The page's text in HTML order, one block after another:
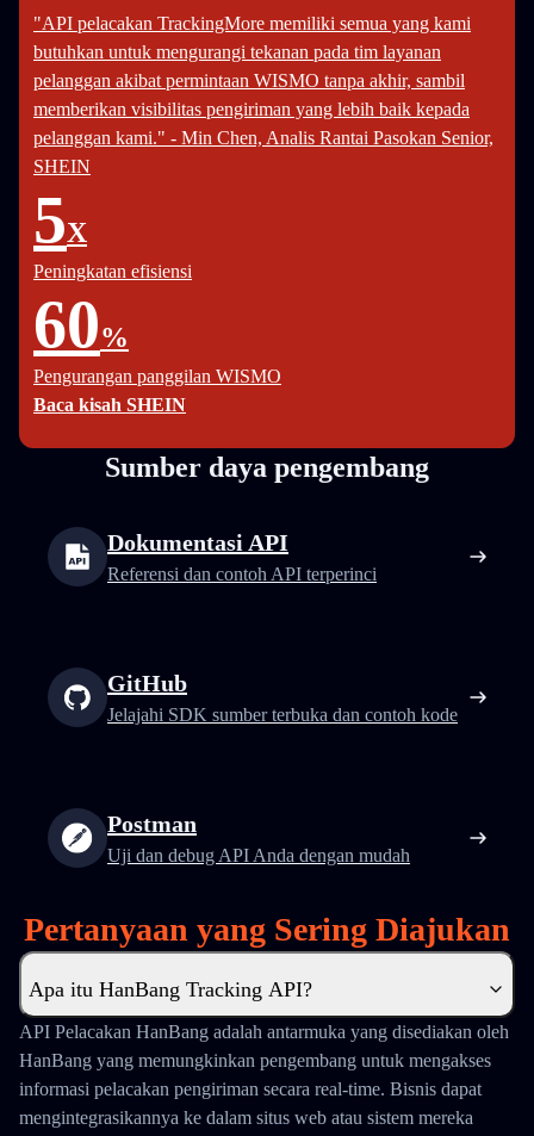
"API pelacakan TrackingMore memiliki semua yang kami
butuhkan untuk mengurangi tekanan pada tim layanan
pelanggan akibat permintaan WISMO tanpa akhir, sambil
memberikan visibilitas pengiriman yang lebih baik kepada
pelanggan kami." - Min Chen, Analis Rantai Pasokan Senior,
SHEIN
5X
Peningkatan efisiensi
60%
Pengurangan panggilan WISMO
Baca kisah SHEIN
Sumber daya pengembang
Dokumentasi API
Referensi dan contoh API terperinci
GitHub
Jelajahi SDK sumber terbuka dan contoh kode
Postman
Uji dan debug API Anda dengan mudah
Pertanyaan yang Sering Diajukan
Apa itu HanBang Tracking API?
API Pelacakan HanBang adalah antarmuka yang disediakan oleh
HanBang yang memungkinkan pengembang untuk mengakses
informasi pelacakan pengiriman secara real-time. Bisnis dapat
mengintegrasikannya ke dalam situs web atau sistem mereka